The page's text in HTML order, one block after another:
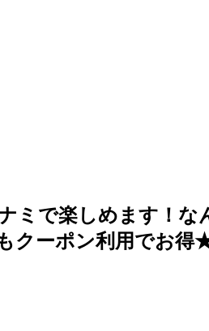
で楽しめます！な
クーポン利用でお得